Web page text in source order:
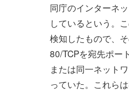
同庁のインターネ
しているという。
検知したもので、
80/TCPを宛先ポー
または同一ネット
っていた。これら